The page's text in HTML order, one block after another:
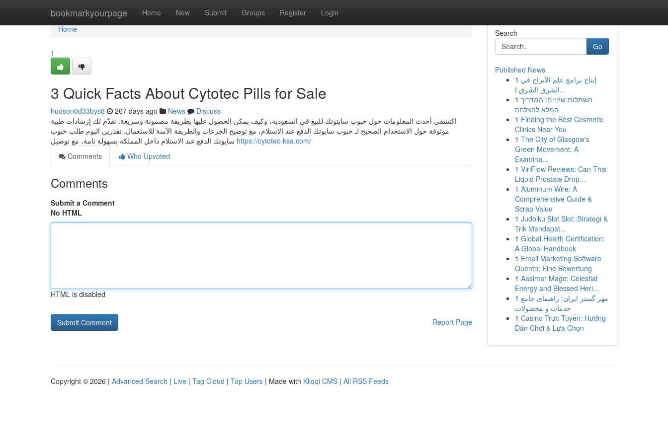
bookmarkyourpage Home New Submit Groups Register Login
Home
Home
1
3 Quick Facts About Cytotec Pills for Sale
hudson0d33bys8 267 days ago News
Discuss
اكتشفي أحدث المعلومات حول حبوب سايتوتك للبيع في السعوديه، وكيف يمكن الحصول عليها بطريقة مضمونة وسريعة. نقدّم لك إرشادات طبية
موثوقة حول الاستخدام الصحيح لـ حبوب سايوتك الدفع عند الاستلام، مع توضيح الجرعات والطريقة الآمنة للاستعمال. تقدرين اليوم طلب حبوب
https://cytotec-ksa.com/
Comments
Who Upvoted
Comments
Submit a Comment
No HTML
HTML is disabled
Report Page
Search
Go
Published News
1 إنتاج برامج علم الأبراج في
الشرق الشّرق ا...
1 השתלות שיניים: המדריך
המלא להצלחה
1 Finding the Best Cosmetic
Clinics Near You
1 The City of Glasgow's
Green Movement: A
Examina...
1 ViriFlow Reviews: Can This
Liquid Prostate Drop...
1 Aluminum Wire: A
Comprehensive Guide &
Scrap Value
1 Judolku Slot Slot: Strategi &
Trik Mendapat...
1 Global Health Certification:
A Global Handbook
1 Email Marketing Software
Quentn: Eine Bewertung
1 Aasimar Mage: Celestial
Energy and Blessed Heri...
1 مهر گستر ایران: راهنمای جامع
خدمات و محصولات
1 Casino Trực Tuyến: Hướng
Dẫn Chơi & Lựa Chọn
Copyright © 2026 | Advanced Search | Live | Tag Cloud | Top Users | Made with Kliqqi CMS | All RSS Feeds